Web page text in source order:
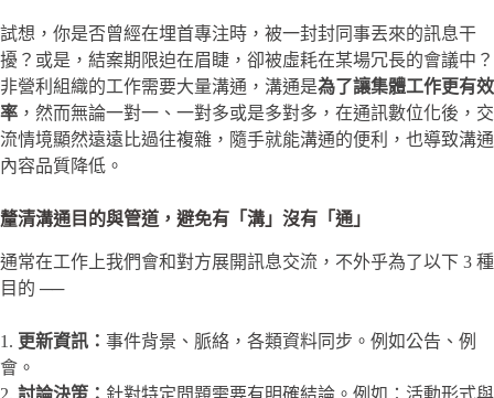
試想，你是否曾經在埋首專注時，被一封封同事丟來的訊息干
擾？或是，結案期限迫在眉睫，卻被虛耗在某場冗長的會議中？
非營利組織的工作需要大量溝通，溝通是為了讓集體工作更有效
率 ，然而無論一對一、一對多或是多對多，在通訊數位化後，交
流情境顯然遠遠比過往複雜，隨手就能溝通的便利，也導致溝通
內容品質降低。
釐清溝通目的與管道，避免有「溝」沒有「通」
通常在工作上我們會和對方展開訊息交流，不外乎為了以下 3 種
目的 ──
1. 更新資訊： 事件背景、脈絡，各類資料同步。例如公告、例
會。
2. 討論決策： 針對特定問題需要有明確結論。例如：活動形式與